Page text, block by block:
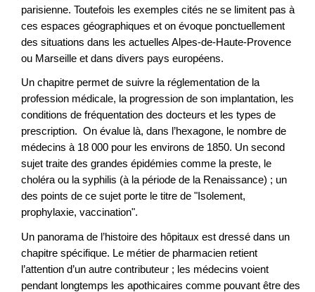
parisienne. Toutefois les exemples cités ne se limitent pas à
ces espaces géographiques et on évoque ponctuellement
des situations dans les actuelles Alpes-de-Haute-Provence
ou Marseille et dans divers pays européens.
Un chapitre permet de suivre la réglementation de la
profession médicale, la progression de son implantation, les
conditions de fréquentation des docteurs et les types de
prescription. On évalue là, dans l’hexagone, le nombre de
médecins à 18 000 pour les environs de 1850. Un second
sujet traite des grandes épidémies comme la preste, le
choléra ou la syphilis (à la période de la Renaissance) ; un
des points de ce sujet porte le titre de "Isolement,
prophylaxie, vaccination".
Un panorama de l’histoire des hôpitaux est dressé dans un
chapitre spécifique. Le métier de pharmacien retient
l’attention d’un autre contributeur ; les médecins voient
pendant longtemps les apothicaires comme pouvant être des